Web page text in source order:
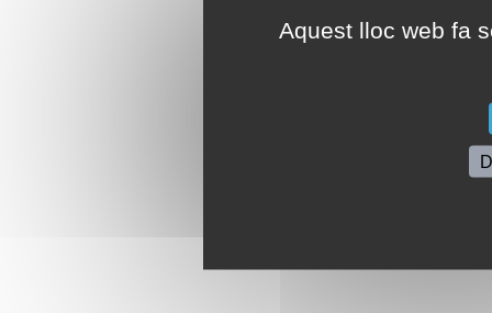
Aquest lloc web fa